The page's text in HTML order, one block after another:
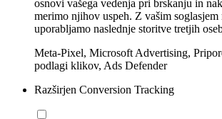
osnovi vašega vedenja pri brskanju in
merimo njihov uspeh. Z vašim soglasjem
uporabljamo naslednje storitve tretjih
Meta-Pixel, Microsoft Advertising,
podlagi klikov, Ads Defender
Razširjen Conversion Tracking